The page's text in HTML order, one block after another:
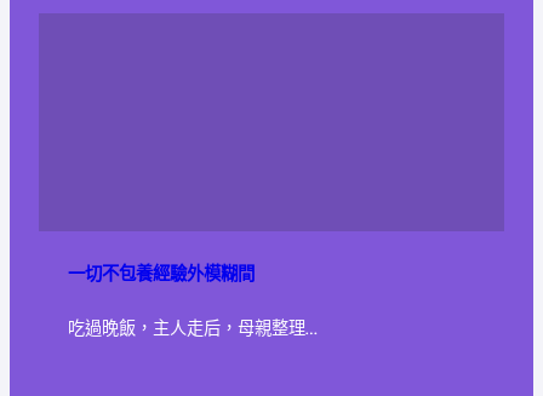
一切不包養經驗外模糊間
吃過晚飯，主人走后，母親整理…